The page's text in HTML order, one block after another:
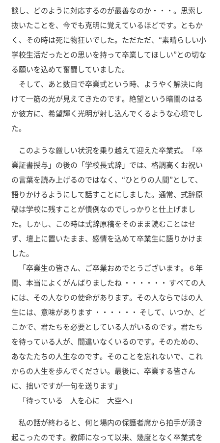
談し、どのように対応するのが最善なのか・・・。思索し
抜いたことを、今でも克明に覚えているほどです。ともか
く、その時は死に物狂いでした。ただただ、“素晴らしい小
学校生活だったとの思いを持って卒業してほしい”との切な
る願いを込めて奮闘していました。
そして、あと数日で卒業式という時、ようやく解決に向
けて一筋の光が見えてきたのです。絶望という暗闇のはる
か彼方に、希望輝く光明が射し込んでくるような心境でし
た。
このような厳しい状況を乗り越えて迎えた卒業式。「卒
業証書授与」の後の「学校長式辞」では、格調高くお祝い
の言葉を読み上げるのではなく、“ひとりの人間”として、
語りかけるようにして話すことにしました。通常、式辞原
稿は学校に残すことが慣例なのでしっかりと仕上げまし
た。しかし、この時は式辞原稿をそのまま読むことはせ
ず、壇上に置いたまま、感情を込めて卒業生に語りかけま
した。
「卒業生の皆さん、ご卒業おめでとうございます。６年
間、本当によくがんばりましたね ・・・・・・ すべての人
には、その人なりの使命があります。その人ならではの人
生には、意味があります ・・・・・・ そして、いつか、ど
こかで、君たちを必要としている人がいるのです。君たち
を待っている人が、間違いなくいるのです。そのための、
あなたたちの人生なのです。そのことを忘れないで、これ
からの人生を歩んでください。最後に、卒業する皆さん
に、拙いですが一句を送ります」
「待っている 人を心に 大空へ」
私の話が終わると、何と場内の保護者席から拍手が湧き
起こったのです。教師になって以来、幾度となく卒業式を